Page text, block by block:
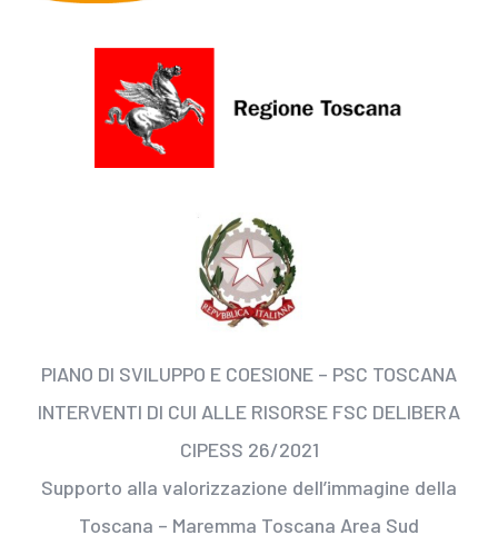
PIANO DI SVILUPPO E COESIONE – PSC TOSCANA
INTERVENTI DI CUI ALLE RISORSE FSC DELIBERA
CIPESS 26/2021
Supporto alla valorizzazione dell’immagine della
Toscana – Maremma Toscana Area Sud